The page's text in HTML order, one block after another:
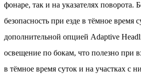
фонаре, так и на указателях поворота.
безопасность при езде в тёмное время
дополнительной опцией Adaptive
освещение по бокам, что полезно при
в тёмное время суток и на участках с